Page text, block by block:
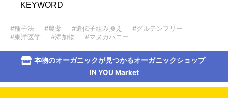
KEYWORD
#種子法 #農薬 #遺伝子組み換え
#グルテンフリー
#東洋医学
#添加物 #マヌカハニー
本物のオーガニックが見つかるオーガニックショップ
IN YOU Market